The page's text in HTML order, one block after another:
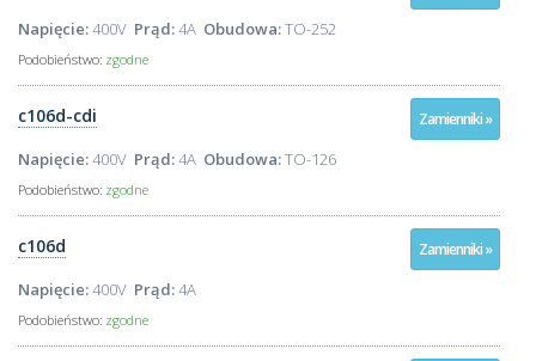
Napięcie:400V Prąd:4A Obudowa:TO-252
Podobieństwo: zgodne
Zamienniki »
c106d-cdi
Napięcie:400V Prąd:4A Obudowa:TO-126
Podobieństwo: zgodne
Zamienniki »
c106d
Napięcie:400V Prąd:4A
Podobieństwo: zgodne